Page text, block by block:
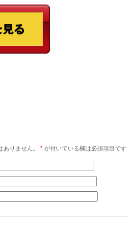
りません。 *が付いている欄は必須項目です